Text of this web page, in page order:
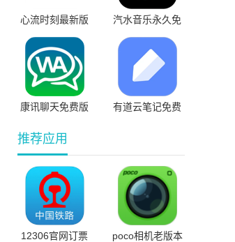
心流时刻最新版
汽水音乐永久免
康讯聊天免费版
有道云笔记免费
推荐应用
12306官网订票
poco相机老版本